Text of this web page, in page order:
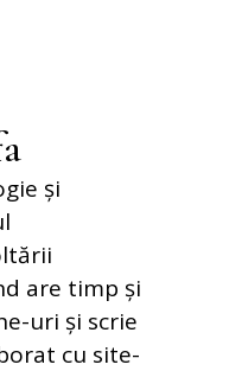
și
are timp și
uri și scrie
cu site-